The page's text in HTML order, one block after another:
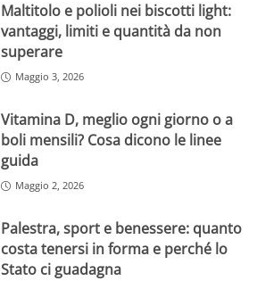
Maltitolo e polioli nei biscotti light:
vantaggi, limiti e quantità da non
superare
Maggio 3, 2026
Vitamina D, meglio ogni giorno o a
boli mensili? Cosa dicono le linee
guida
Maggio 2, 2026
Palestra, sport e benessere: quanto
costa tenersi in forma e perché lo
Stato ci guadagna